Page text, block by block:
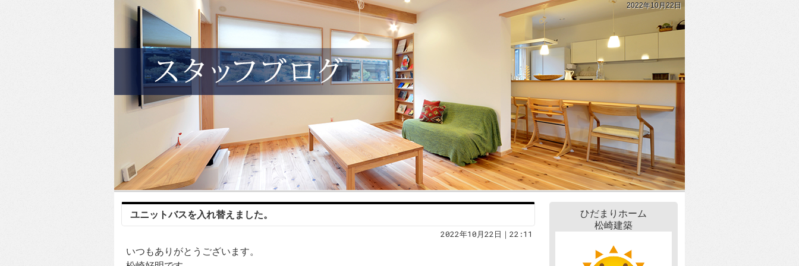
2022年10月22日
ユニットバスを入れ替えました。
2022年10月22日｜22:11
いつもありがとうございます。
ひだまりホーム
松崎建築